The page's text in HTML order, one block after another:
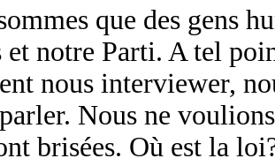
que des gens
et notre Parti. A tel
nous interviewer,
Nous ne
brisées. Où est la